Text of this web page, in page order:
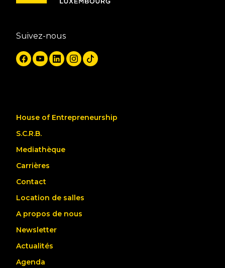
Suivez-nous
House of Entrepreneurship
S.C.R.B.
Mediathèque
Carrières
Contact
Location de salles
A propos de nous
Newsletter
Actualités
Agenda